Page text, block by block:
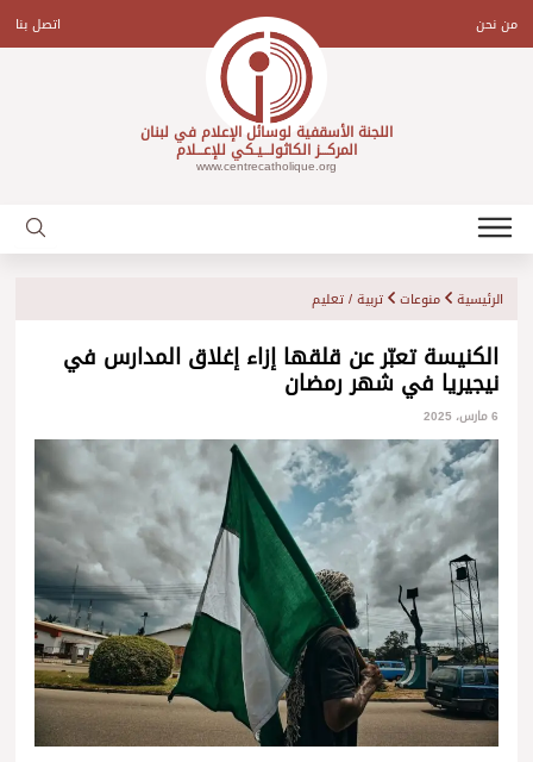
contentمن نحن اتصل بنا
اللجنة الأسقفية لوسائل الإعلام في لبنان
المركـــز الكاثولـــيـكي للإعـــلام
www.centrecatholique.org
الرئيسية منوعات تربية / تعليم
الكنيسة تعبّر عن قلقها إزاء إغلاق المدارس في
نيجيريا في شهر رمضان
6 مارس، 2025